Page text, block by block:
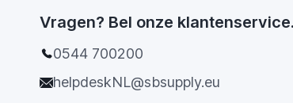
Vragen? Bel onze klantenservice.
0544 700200
helpdeskNL@sbsupply.eu